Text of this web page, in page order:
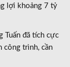
lợi khoảng 7 tỷ
Tuấn đã tích cực
công trình, cần